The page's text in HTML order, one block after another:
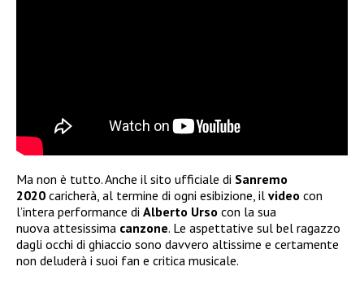
Ma non è tutto. Anche il sito ufficiale di Sanremo
2020 caricherà, al termine di ogni esibizione, il video con
l’intera performance di Alberto Urso con la sua
nuova attesissima canzone. Le aspettative sul bel ragazzo
dagli occhi di ghiaccio sono davvero altissime e certamente
non deluderà i suoi fan e critica musicale.